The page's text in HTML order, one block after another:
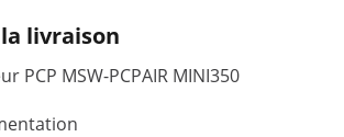
livraison
PCP MSW-PCPAIR MINI350